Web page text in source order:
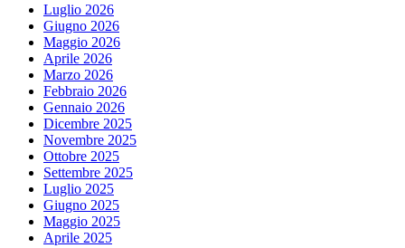
Luglio 2026
Giugno 2026
Maggio 2026
Aprile 2026
Marzo 2026
Febbraio 2026
Gennaio 2026
Dicembre 2025
Novembre 2025
Ottobre 2025
Settembre 2025
Luglio 2025
Giugno 2025
Maggio 2025
Aprile 2025